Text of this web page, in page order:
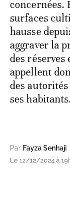
concernées.
surfaces
hausse
aggraver la
des réserves
appellent
des
ses
Par Fayza Senhaji
Le 12/12/2024 à